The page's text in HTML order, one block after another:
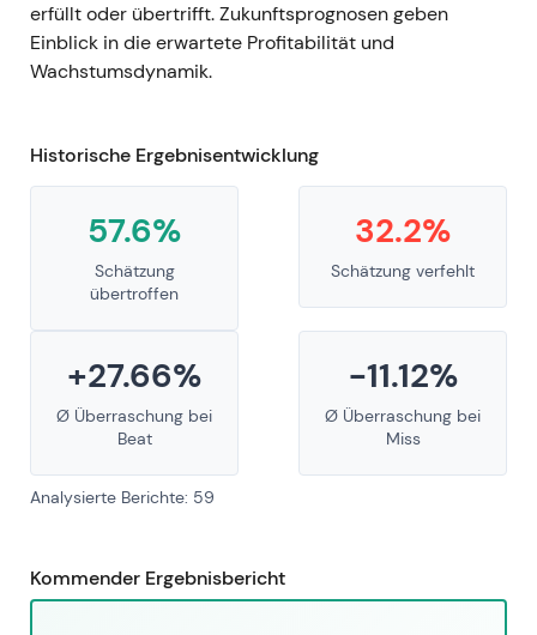
erfüllt oder übertrifft. Zukunftsprognosen geben
Einblick in die erwartete Profitabilität und
Wachstumsdynamik.
Historische Ergebnisentwicklung
57.6%
Schätzung
übertroffen
32.2%
Schätzung verfehlt
+27.66%
Ø Überraschung bei
Beat
-11.12%
Ø Überraschung bei
Miss
Analysierte Berichte: 59
Kommender Ergebnisbericht